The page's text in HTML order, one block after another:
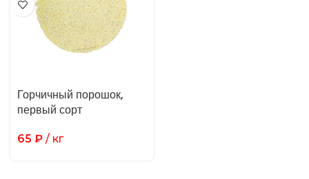
Горчичный порошок,
первый сорт
65 ₽ / кг